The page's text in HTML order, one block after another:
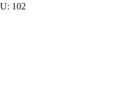
102